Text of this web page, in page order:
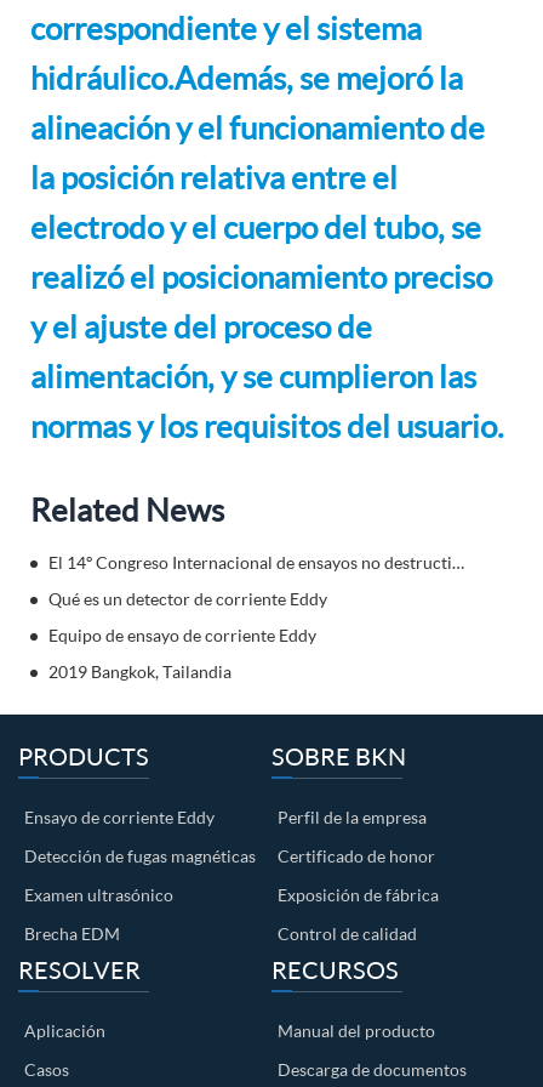
correspondiente y el sistema
hidráulico.Además, se mejoró la
alineación y el funcionamiento de
la posición relativa entre el
electrodo y el cuerpo del tubo, se
realizó el posicionamiento preciso
y el ajuste del proceso de
alimentación, y se cumplieron las
normas y los requisitos del usuario.
Related News
El 14º Congreso Internacional de ensayos no destructivos de China (Shanghai)
Qué es un detector de corriente Eddy
Equipo de ensayo de corriente Eddy
2019 Bangkok, Tailandia
PRODUCTS
Ensayo de corriente Eddy
Detección de fugas magnéticas
Examen ultrasónico
Brecha EDM
SOBRE BKN
Perfil de la empresa
Certificado de honor
Exposición de fábrica
Control de calidad
RESOLVER
Aplicación
Casos
RECURSOS
Manual del producto
Descarga de documentos